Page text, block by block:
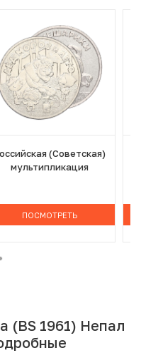
(Советская)
мультипликация
ПОСМОТРЕТЬ
(BS 1961) Непал